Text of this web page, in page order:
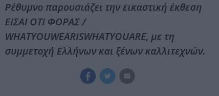
Ρέθυμνο παρουσιάζει την εικαστική έκθεση
ΕΙΣΑΙ ΟΤΙ ΦΟΡΑΣ /
WHATYOUWEARISWHATYOUARE, με τη
συμμετοχή Ελλήνων και ξένων καλλιτεχνών.